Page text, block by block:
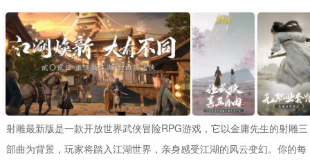
射雕最新版是一款开放世界武侠冒险RPG游戏，它以金庸先生的射雕三
部曲为背景，玩家将踏入江湖世界，亲身感受江湖的风云变幻。你的每